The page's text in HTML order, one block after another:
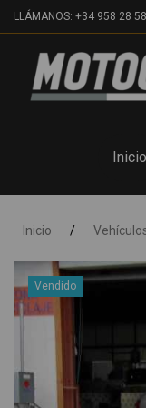
LLÁMANOS: +34 958 28
Inicio
Inicio /
Vendido